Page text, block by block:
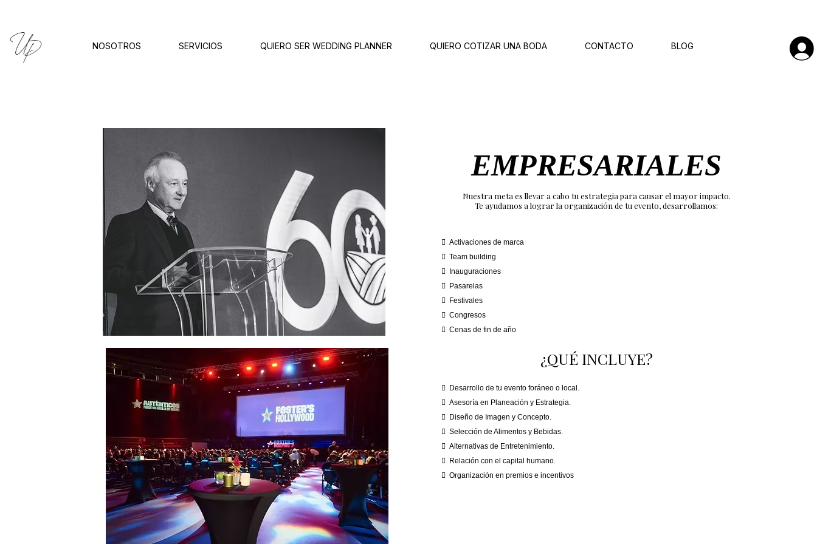
NOSOTROS SERVICIOS QUIERO SER WEDDING PLANNER QUIERO COTIZAR UNA BODA CONTACTO BLOG
EMPRESARIALES
Nuestra meta es llevar a cabo tu estrategia para causar el mayor impacto.
Te ayudamos a lograr la organización de tu evento, desarrollamos:
Activaciones de marca
Team building
Inauguraciones
Pasarelas
Festivales
Congresos
Cenas de fin de año
¿QUÉ INCLUYE?
Desarrollo de tu evento foráneo o local.
Asesoría en Planeación y Estrategia.
Diseño de Imagen y Concepto.
Selección de Alimentos y Bebidas.
Alternativas de Entretenimiento.
Relación con el capital humano.
Organización en premios e incentivos